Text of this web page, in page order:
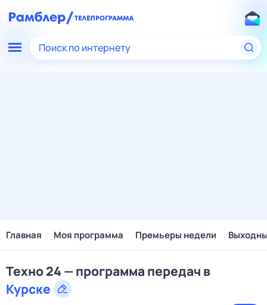
Поиск по интернету
Главная Моя программа Премьеры недели
Техно 24 — программа передач в
Курске